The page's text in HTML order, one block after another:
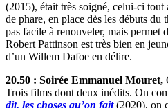
(2015), était très soigné, celui-ci tout
de phare, en place dès les débuts du
pas facile à renouveler, mais permet
Robert Pattinson est très bien en
d’un Willem Dafoe en délire.
20.50 : Soirée Emmanuel Mouret,
Trois films dont deux inédits. On
dit, les choses qu’on fait (2020), on